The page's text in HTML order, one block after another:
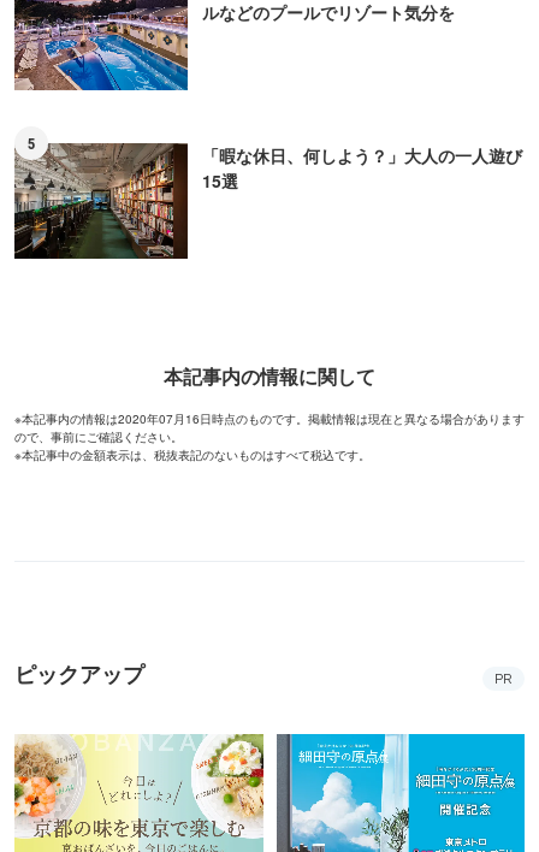
ルなどのプールでリゾート気分を
5
「暇な休日、何しよう？」大人の一人遊び
15選
本記事内の情報に関して
※本記事内の情報は2020年07月16日時点のものです。掲載情報は現在と異なる場合があります
ので、事前にご確認ください。
※本記事中の金額表示は、税抜表記のないものはすべて税込です。
ピックアップ PR